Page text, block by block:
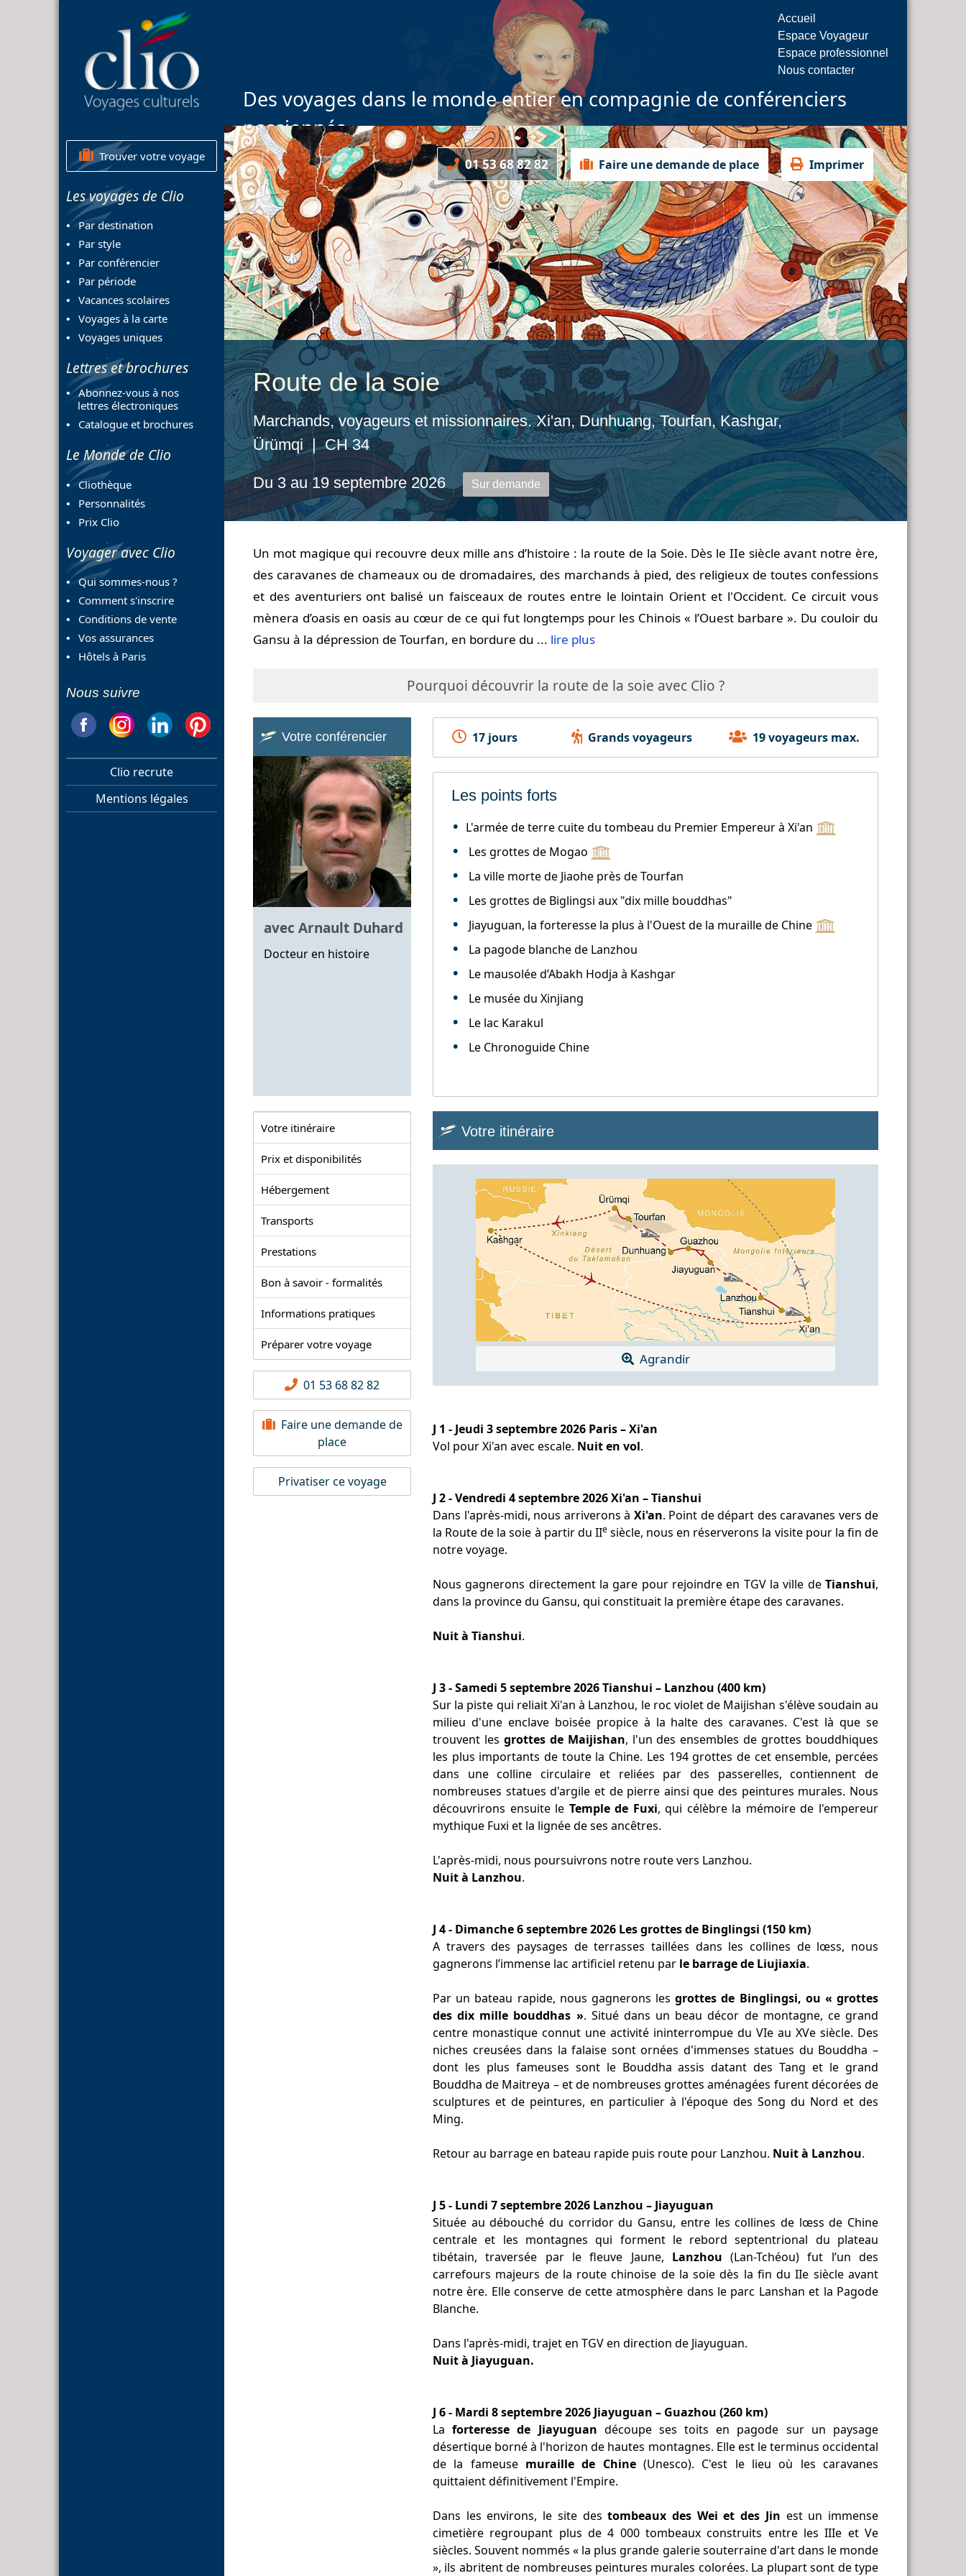
Accueil
Espace Voyageur
Espace professionnel
Nous contacter
Des voyages dans le monde entier en compagnie de conférenciers
passionnés
Trouver votre voyage
Les voyages de Clio
Par destination
Par style
Par conférencier
Par période
Vacances scolaires
Voyages à la carte
Voyages uniques
Lettres et brochures
Abonnez-vous à nos
lettres électroniques
Catalogue et brochures
Le Monde de Clio
Cliothèque
Personnalités
Prix Clio
Voyager avec Clio
Qui sommes-nous ?
Comment s'inscrire
Conditions de vente
Vos assurances
Hôtels à Paris
Nous suivre
Clio recrute
Mentions légales
01 53 68 82 82 Faire une demande de place Imprimer
Route de la soie
Marchands, voyageurs et missionnaires. Xi'an, Dunhuang, Tourfan, Kashgar,
Ürümqi | CH 34
Du 3 au 19 septembre 2026 Sur demande
Un mot magique qui recouvre deux mille ans d’histoire : la route de la Soie. Dès le IIe siècle avant notre ère,
des caravanes de chameaux ou de dromadaires, des marchands à pied, des religieux de toutes confessions
et des aventuriers ont balisé un faisceaux de routes entre le lointain Orient et l'Occident. Ce circuit vous
mènera d’oasis en oasis au cœur de ce qui fut longtemps pour les Chinois « l’Ouest barbare ». Du couloir du
Gansu à la dépression de Tourfan, en bordure du ... lire plus
Pourquoi découvrir la route de la soie avec Clio ?
Votre conférencier
avec Arnault Duhard
Docteur en histoire
17 jours Grands voyageurs 19 voyageurs max.
Les points forts
L'armée de terre cuite du tombeau du Premier Empereur à Xi'an
Les grottes de Mogao
La ville morte de Jiaohe près de Tourfan
Les grottes de Biglingsi aux "dix mille bouddhas"
Jiayuguan, la forteresse la plus à l'Ouest de la muraille de Chine
La pagode blanche de Lanzhou
Le mausolée d’Abakh Hodja à Kashgar
Le musée du Xinjiang
Le lac Karakul
Le Chronoguide Chine
Votre itinéraire
Prix et disponibilités
Hébergement
Transports
Prestations
Bon à savoir - formalités
Informations pratiques
Préparer votre voyage
01 53 68 82 82
Faire une demande de
place
Privatiser ce voyage
Votre itinéraire
Agrandir
J 1 - Jeudi 3 septembre 2026 Paris – Xi'an
Vol pour Xi'an avec escale. Nuit en vol.
J 2 - Vendredi 4 septembre 2026 Xi'an – Tianshui
Dans l'après-midi, nous arriverons à Xi'an. Point de départ des caravanes vers de
la Route de la soie à partir du IIesiècle, nous en réserverons la visite pour la fin de
notre voyage.
Nous gagnerons directement la gare pour rejoindre en TGV la ville de Tianshui,
dans la province du Gansu, qui constituait la première étape des caravanes.
Nuit à Tianshui.
J 3 - Samedi 5 septembre 2026 Tianshui – Lanzhou (400 km)
Sur la piste qui reliait Xi'an à Lanzhou, le roc violet de Maijishan s'élève soudain au
milieu d'une enclave boisée propice à la halte des caravanes. C'est là que se
trouvent les grottes de Maijishan, l'un des ensembles de grottes bouddhiques
les plus importants de toute la Chine. Les 194 grottes de cet ensemble, percées
dans une colline circulaire et reliées par des passerelles, contiennent de
nombreuses statues d'argile et de pierre ainsi que des peintures murales. Nous
découvrirons ensuite le Temple de Fuxi, qui célèbre la mémoire de l'empereur
mythique Fuxi et la lignée de ses ancêtres.
L'après-midi, nous poursuivrons notre route vers Lanzhou.
Nuit à Lanzhou.
J 4 - Dimanche 6 septembre 2026 Les grottes de Binglingsi (150 km)
A travers des paysages de terrasses taillées dans les collines de lœss, nous
gagnerons l’immense lac artificiel retenu par le barrage de Liujiaxia.
Par un bateau rapide, nous gagnerons lesgrottes de Binglingsi, ou « grottes
des dix mille bouddhas ». Situé dans un beau décor de montagne, ce grand
centre monastique connut une activité ininterrompue du VIe au XVe siècle. Des
niches creusées dans la falaise sont ornées d'immenses statues du Bouddha –
dont les plus fameuses sont le Bouddha assis datant des Tang et le grand
Bouddha de Maitreya – et de nombreuses grottes aménagées furent décorées de
sculptures et de peintures, en particulier à l'époque des Song du Nord et des
Ming.
Retour au barrage en bateau rapide puis route pour Lanzhou. Nuit à Lanzhou.
J 5 - Lundi 7 septembre 2026 Lanzhou – Jiayuguan
Située au débouché du corridor du Gansu, entre les collines de lœss de Chine
centrale et les montagnes qui forment le rebord septentrional du plateau
tibétain, traversée par le fleuve Jaune, Lanzhou (Lan-Tchéou) fut l’un des
carrefours majeurs de la route chinoise de la soie dès la fin du IIe siècle avant
notre ère. Elle conserve de cette atmosphère dans le parc Lanshan et la Pagode
Blanche.
Dans l'après-midi, trajet en TGV en direction de Jiayuguan.
Nuit à Jiayuguan.
J 6 - Mardi 8 septembre 2026 Jiayuguan – Guazhou (260 km)
Laforteresse de Jiayuguan découpe ses toits en pagode sur un paysage
désertique borné à l'horizon de hautes montagnes. Elle est le terminus occidental
de la fameuse muraille de Chine(Unesco). C'est le lieu où les caravanes
quittaient définitivement l'Empire.
Dans les environs, le site destombeaux des Wei et des Jin est un immense
cimetière regroupant plus de 4 000 tombeaux construits entre les IIIe et Ve
siècles. Souvent nommés « la plus grande galerie souterraine d'art dans le monde
», ils abritent de nombreuses peintures murales colorées. La plupart sont de type